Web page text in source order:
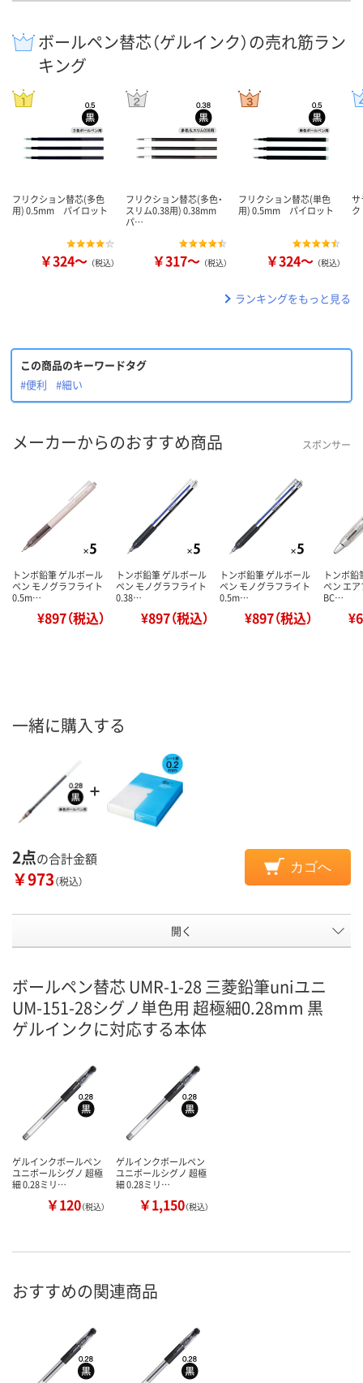
ボールペン替芯（ゲルインク）の売れ筋ラン
キング
フリクション替芯(多色
用) 0.5mm パイロット
￥324～ （税込）
フリクション替芯(多色・
スリム0.38用) 0.38mm
パ…
￥317～ （税込）
フリクション替芯(単色
用) 0.5mm パイロット
￥324～ （税込）
ランキングをもっと見る
この商品のキーワードタグ
#便利
#細い
メーカーからのおすすめ商品 スポンサー
トンボ鉛筆 ゲルボール
ペン モノグラフライト
0.5m…
¥897（税込）
トンボ鉛筆 ゲルボール
ペン モノグラフライト
0.38…
¥897（税込）
トンボ鉛筆 ゲルボール
ペン モノグラフライト
0.5m…
¥897（税込）
トンボ鉛
ペン エ
BC…
一緒に購入する
2点の合計金額
￥973（税込）
カゴへ
開く
ボールペン替芯 UMR-1-28 三菱鉛筆uniユニ
UM-151-28シグノ単色用 超極細0.28mm 黒
ゲルインクに対応する本体
ゲルインクボールペン
ユニボールシグノ 超極
細 0.28ミリ…
￥120（税込）
ゲルインクボールペン
ユニボールシグノ 超極
細 0.28ミリ…
￥1,150（税込）
おすすめの関連商品